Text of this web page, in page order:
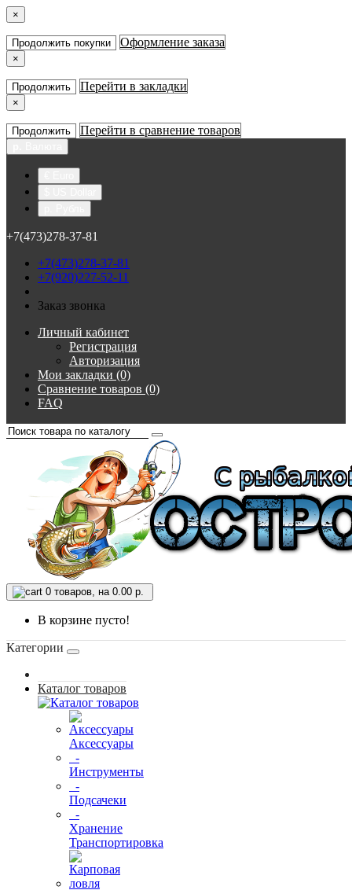
×
Продолжить покупки Оформление заказа
×
Продолжить Перейти в закладки
×
Продолжить Перейти в сравнение товаров
+7(473)278-37-81
+7(473)278-37-81
+7(920)227-52-11
Заказ звонка
Личный кабинет
Регистрация
Авторизация
Мои закладки (0)
Сравнение товаров (0)
FAQ
0 товаров, на 0.00 р.
В корзине пусто!
Категории
Каталог товаров
Аксессуары
-
Инструменты
-
Подсачеки
-
Хранение
Транспортировка